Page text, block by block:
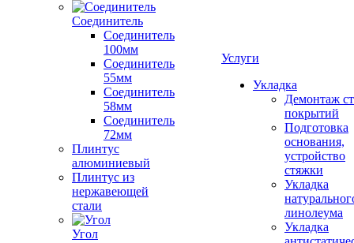
Соединитель
Соединитель
100мм
Соединитель
55мм
Соединитель
58мм
Соединитель
72мм
Плинтус
алюминиевый
Плинтус из
нержавеющей
стали
Угол
Услуги
Укладка
Демонтаж
покрытий
Подготовка
основания,
устройство
стяжки
Укладка
линолеума
Укладка